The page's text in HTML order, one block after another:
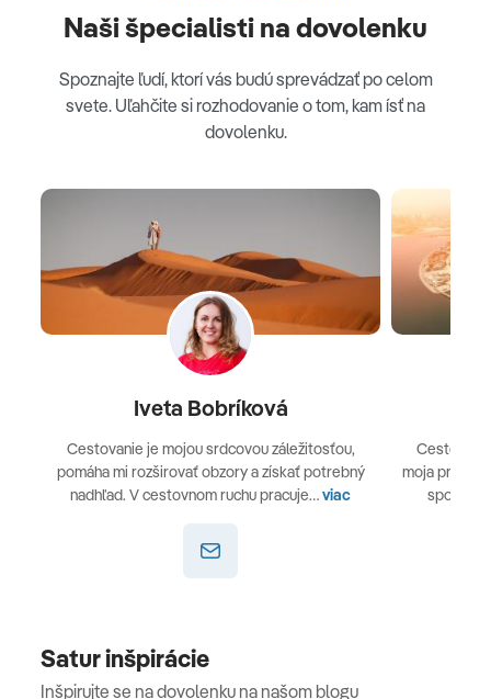
Naši špecialisti na dovolenku
Spoznajte ľudí, ktorí vás budú sprevádzať po celom
svete. Uľahčite si rozhodovanie o tom, kam ísť na
dovolenku.
Iveta Bobríková
Cestovanie je mojou srdcovou záležitosťou,
pomáha mi rozširovať obzory a získať potrebný
nadhľad. V cestovnom ruchu pracuje…viac
moja práca v
Satur inšpirácie
Inšpirujte se na dovolenku na našom blogu